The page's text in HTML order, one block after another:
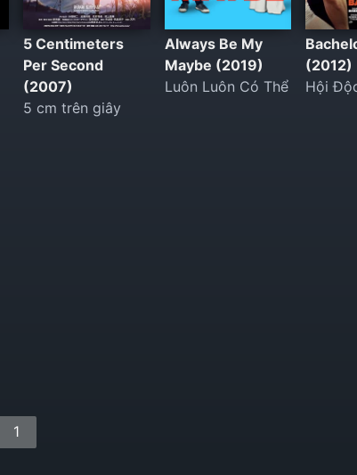
5 Centimeters
Per Second
(2007)
5 cm trên giây
Always Be My
Maybe (2019)
Luôn Luôn Có Thể
(2012)
Hội
1